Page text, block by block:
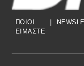
ΠΟΙΟΙ
ΕΙΜΑΣΤΕ
|